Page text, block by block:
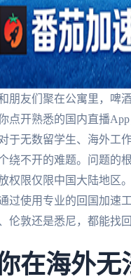
朋友们聚在公寓里，啤
点开熟悉的国内直播
于无数留学生、海外工
绕不开的难题。问题的
权限仅限中国大陆地区
过使用专业的回国加速
伦敦还是悉尼，都能找
在海外无